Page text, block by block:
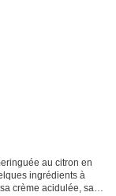
au citron en
ingrédients à
crème acidulée, sa